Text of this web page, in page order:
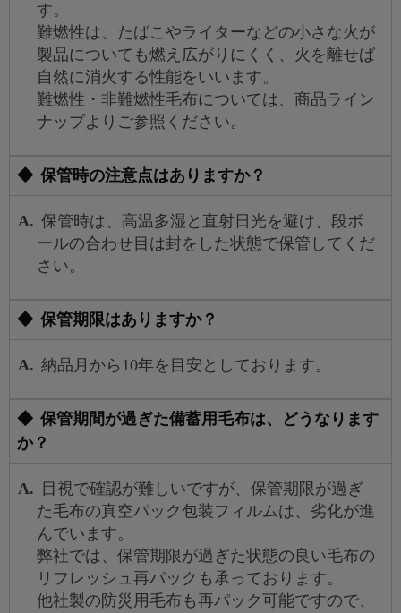
す。
難燃性は、たばこやライターなどの小さな火が
製品についても燃え広がりにくく、火を離せば
自然に消火する性能をいいます。
難燃性・非難燃性毛布については、商品ライン
ナップよりご参照ください。
保管時の注意点はありますか？
保管時は、高温多湿と直射日光を避け、段ボ
ールの合わせ目は封をした状態で保管してくだ
さい。
保管期限はありますか？
納品月から10年を目安としております。
保管期間が過ぎた備蓄用毛布は、どうなります
か？
目視で確認が難しいですが、保管期限が過ぎ
た毛布の真空パック包装フィルムは、劣化が進
んでいます。
弊社では、保管期限が過ぎた状態の良い毛布の
リフレッシュ再パックも承っております。
他社製の防災用毛布も再パック可能ですので、